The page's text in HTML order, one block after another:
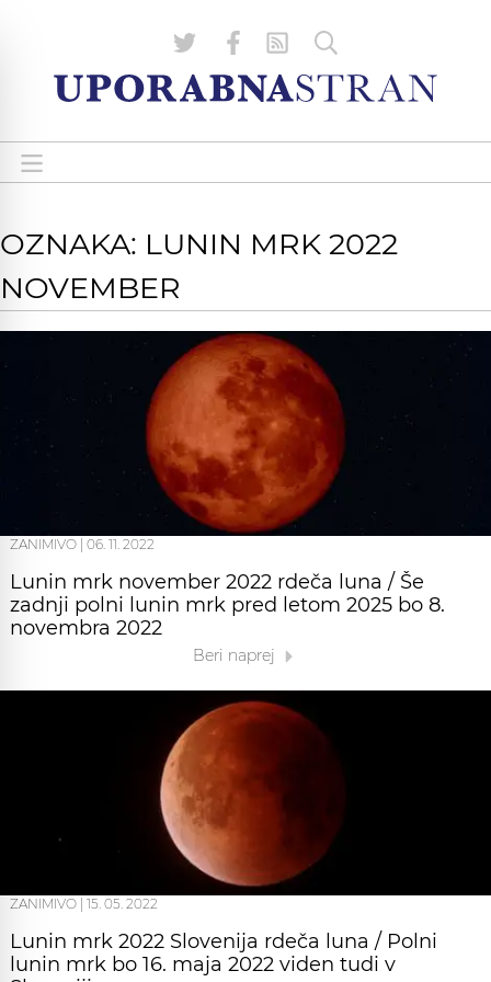
OZNAKA: LUNIN MRK 2022
NOVEMBER
ZANIMIVO 06. 11. 2022
Lunin mrk november 2022 rdeča luna / Še
zadnji polni lunin mrk pred letom 2025 bo 8.
novembra 2022
Beri naprej
ZANIMIVO 15. 05. 2022
Lunin mrk 2022 Slovenija rdeča luna / Polni
lunin mrk bo 16. maja 2022 viden tudi v